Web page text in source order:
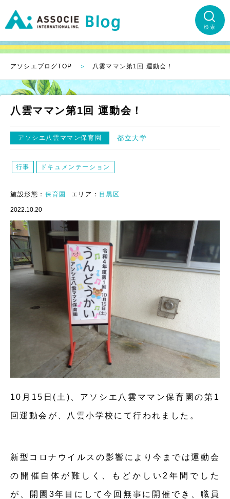
検索
アソシエブログTOP 八雲ママン第1回 運動会！
八雲ママン第1回 運動会！
アソシエ八雲ママン保育園 都立大学
行事 ドキュメンテーション
施設形態： 保育園 エリア： 目黒区
2022.10.20
10月15日(土)、アソシエ八雲ママン保育園の第1
回運動会が、八雲小学校にて行われました。
新型コロナウイルスの影響により今までは運動会
の開催自体が難しく、もどかしい2年間でした
が、開園3年目にして今回無事に開催でき、職員